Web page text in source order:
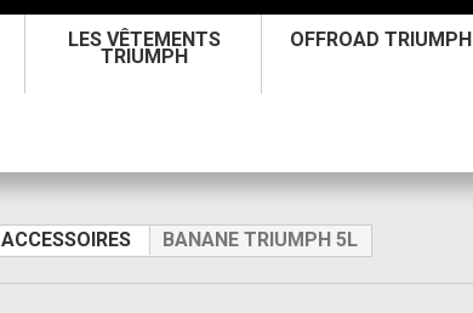
LES VÊTEMENTS
TRIUMPH
OFFROAD TRIUMPH
ACCESSOIRES BANANE TRIUMPH 5L